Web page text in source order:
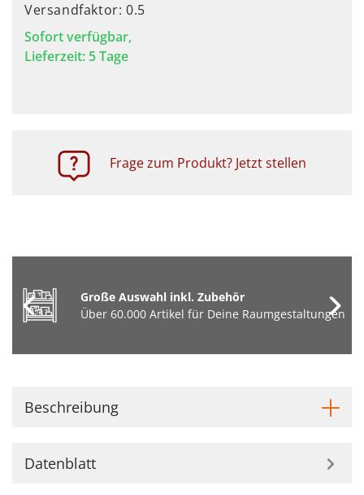
Versandfaktor: 0.5
Sofort verfügbar,
Lieferzeit: 5 Tage
Frage zum Produkt? Jetzt stellen
Große Auswahl inkl. Zubehör
Über 60.000 Artikel für Deine Raumgestaltungen
Beschreibung
Datenblatt